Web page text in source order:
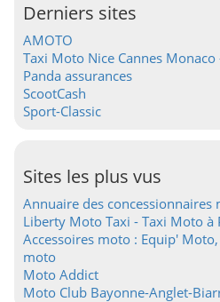
Derniers sites
AMOTO
Taxi Moto Nice Cannes Monaco
Panda assurances
ScootCash
Sport-Classic
Sites les plus vus
Annuaire des concessionnaires
Liberty Moto Taxi - Taxi Moto à
Accessoires moto : Equip'
moto
Moto Addict
Moto Club Bayonne-Anglet-